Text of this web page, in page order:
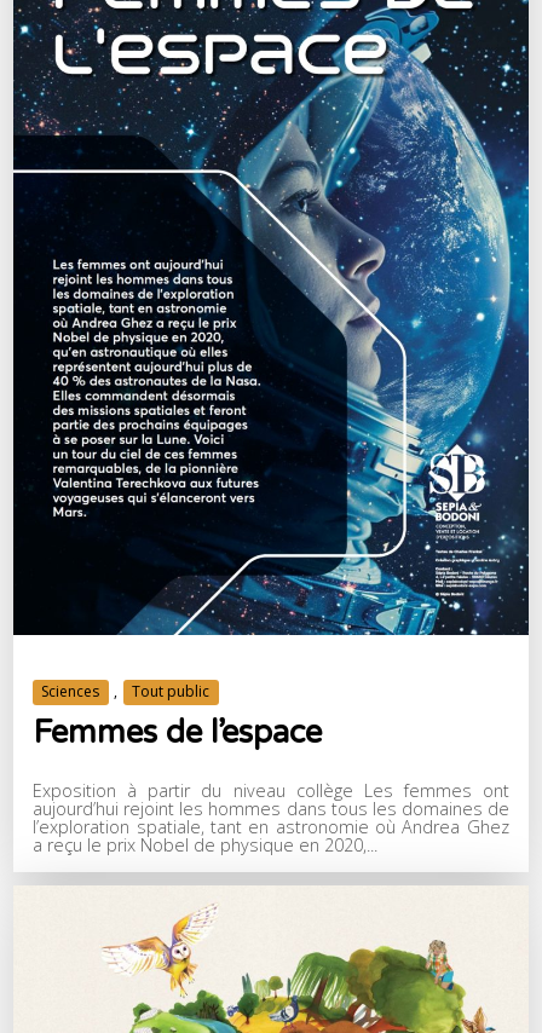
Sciences , Tout public
Femmes de l’espace
Exposition à partir du niveau collège Les femmes ont
aujourd’hui rejoint les hommes dans tous les domaines de
l’exploration spatiale, tant en astronomie où Andrea Ghez
a reçu le prix Nobel de physique en 2020,...